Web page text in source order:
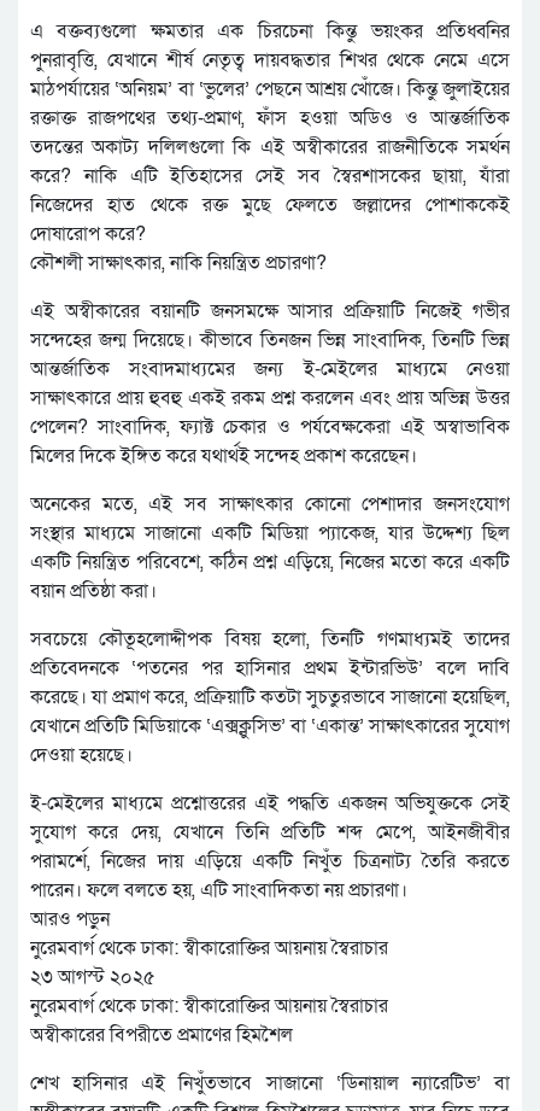
এ বক্তব্যগুলো ক্ষমতার এক চিরচেনা কিন্তু ভয়ংকর প্রতিধ্বনির
পুনরাবৃত্তি, যেখানে শীর্ষ নেতৃত্ব দায়বদ্ধতার শিখর থেকে নেমে এসে
মাঠপর্যায়ের ‘অনিয়ম’ বা ‘ভুলের’ পেছনে আশ্রয় খোঁজে। কিন্তু জুলাইয়ের
রক্তাক্ত রাজপথের তথ্য-প্রমাণ, ফাঁস হওয়া অডিও ও আন্তর্জাতিক
তদন্তের অকাট্য দলিলগুলো কি এই অস্বীকারের রাজনীতিকে সমর্থন
করে? নাকি এটি ইতিহাসের সেই সব স্বৈরশাসকের ছায়া, যাঁরা
নিজেদের হাত থেকে রক্ত মুছে ফেলতে জল্লাদের পোশাককেই
দোষারোপ করে?
কৌশলী সাক্ষাৎকার, নাকি নিয়ন্ত্রিত প্রচারণা?
এই অস্বীকারের বয়ানটি জনসমক্ষে আসার প্রক্রিয়াটি নিজেই গভীর
সন্দেহের জন্ম দিয়েছে। কীভাবে তিনজন ভিন্ন সাংবাদিক, তিনটি ভিন্ন
আন্তর্জাতিক সংবাদমাধ্যমের জন্য ই-মেইলের মাধ্যমে নেওয়া
সাক্ষাৎকারে প্রায় হুবহু একই রকম প্রশ্ন করলেন এবং প্রায় অভিন্ন উত্তর
পেলেন? সাংবাদিক, ফ্যাক্ট চেকার ও পর্যবেক্ষকেরা এই অস্বাভাবিক
মিলের দিকে ইঙ্গিত করে যথার্থই সন্দেহ প্রকাশ করেছেন।
অনেকের মতে, এই সব সাক্ষাৎকার কোনো পেশাদার জনসংযোগ
সংস্থার মাধ্যমে সাজানো একটি মিডিয়া প্যাকেজ, যার উদ্দেশ্য ছিল
একটি নিয়ন্ত্রিত পরিবেশে, কঠিন প্রশ্ন এড়িয়ে, নিজের মতো করে একটি
বয়ান প্রতিষ্ঠা করা।
সবচেয়ে কৌতূহলোদ্দীপক বিষয় হলো, তিনটি গণমাধ্যমই তাদের
প্রতিবেদনকে ‘পতনের পর হাসিনার প্রথম ইন্টারভিউ’ বলে দাবি
করেছে। যা প্রমাণ করে, প্রক্রিয়াটি কতটা সুচতুরভাবে সাজানো হয়েছিল,
যেখানে প্রতিটি মিডিয়াকে ‘এক্সক্লুসিভ’ বা ‘একান্ত’ সাক্ষাৎকারের সুযোগ
দেওয়া হয়েছে।
ই-মেইলের মাধ্যমে প্রশ্নোত্তরের এই পদ্ধতি একজন অভিযুক্তকে সেই
সুযোগ করে দেয়, যেখানে তিনি প্রতিটি শব্দ মেপে, আইনজীবীর
পরামর্শে, নিজের দায় এড়িয়ে একটি নিখুঁত চিত্রনাট্য তৈরি করতে
পারেন। ফলে বলতে হয়, এটি সাংবাদিকতা নয় প্রচারণা।
আরও পড়ুন
নুরেমবার্গ থেকে ঢাকা: স্বীকারোক্তির আয়নায় স্বৈরাচার
২৩ আগস্ট ২০২৫
নুরেমবার্গ থেকে ঢাকা: স্বীকারোক্তির আয়নায় স্বৈরাচার
অস্বীকারের বিপরীতে প্রমাণের হিমশৈল
শেখ হাসিনার এই নিখুঁতভাবে সাজানো ‘ডিনায়াল ন্যারেটিভ’ বা